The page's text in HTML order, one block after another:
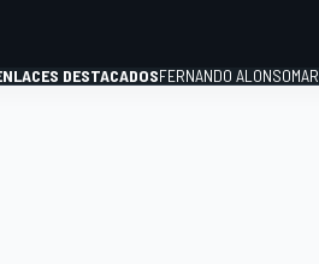
DESTACADOSFERNANDO ALONSO